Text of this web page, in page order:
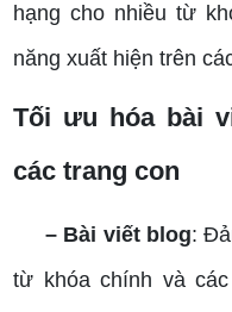
hạng cho nhiều từ
năng xuất hiện trên
Tối ưu hóa bài
các trang con
– Bài viết blog:
từ khóa chính và